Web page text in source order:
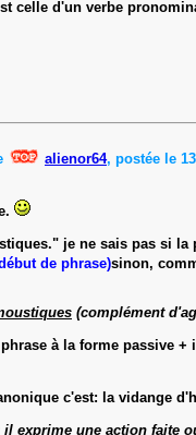
celle d'un verbe
alienor64, postée le
je ne sais pas si
de phrase)sinon,
(complément
à la forme passive +
c'est: la vidange
exprime une action faite